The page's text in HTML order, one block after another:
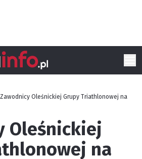
Zawodnicy Oleśnickiej Grupy Triathlonowej na
Oleśnickiej
na